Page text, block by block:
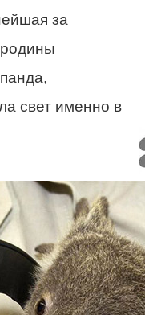
за
свет именно в